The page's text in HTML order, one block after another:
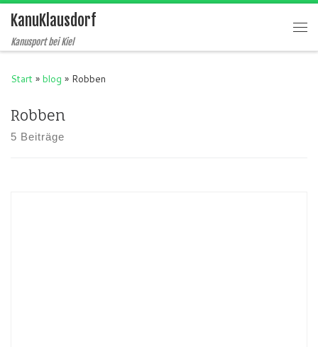
Zum Inhalt springen
KanuKlausdorf
Kanusport bei Kiel
Start » blog » Robben
Robben
5 Beiträge